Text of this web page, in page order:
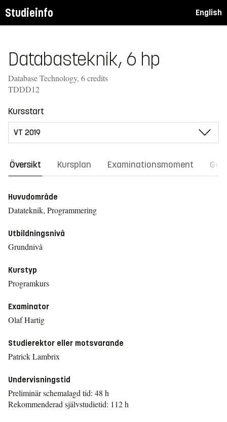
Studieinfo English
Databasteknik, 6 hp
Database Technology, 6 credits
TDDD12
Kursstart
Översikt Kursplan Examinationsmoment
Huvudområde
Datateknik, Programmering
Utbildningsnivå
Grundnivå
Kurstyp
Programkurs
Examinator
Olaf Hartig
Studierektor eller motsvarande
Patrick Lambrix
Undervisningstid
Preliminär schemalagd tid: 48 h
Rekommenderad självstudietid: 112 h